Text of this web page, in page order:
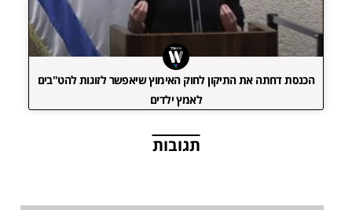
הכנסת דחתה את התיקון לחוק האימוץ שיאפשר לזוגות להט"בים
לאמץ ילדים
תגובות